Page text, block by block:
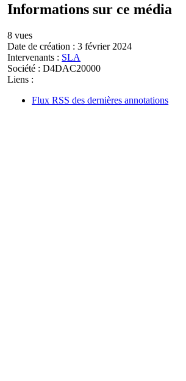
Informations sur ce média
8 vues
Date de création : 3 février 2024
Intervenants : SLA
Société : D4DAC20000
Liens :
Flux RSS des dernières annotations